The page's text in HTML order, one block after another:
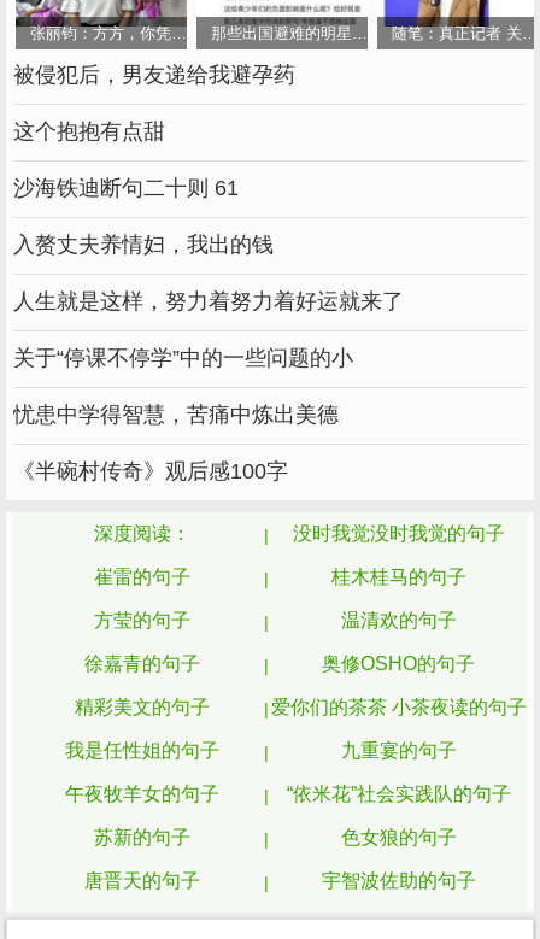
我有一所房子，面朝大海，春暖花开
从明天起，和每一个亲人通信
告诉他们我的幸福
那幸福的闪电告诉我的
我将告诉每一个人
给每
河每一座山取一个
陌生人，我也为你祝福
愿你有一个灿烂的前程
愿你 有情人 终成眷属
愿你在尘世获得幸福
我只愿面朝大海，春暖花开 ----海子
25、世上情花万种，有一种叫生死相随。 -
---安意如
26、樱花只开一季，真爱只有一次。如果
只是寂寞，请不要爱我。
27、所谓未来，不过是往昔
所谓希望，不过是命运 ----西川
28、不愿清醒，宁愿一直沉迷放纵。 不知
归路，宁愿一世无悔追逐。 ----王小波
29、我曾路过你的心，不是我不想停留，
而是你不肯收留。
30、以爱之名，将你放逐于我心，你可愿
意？
张丽钧：方方，你凭什么喝令人家“引咎辞职”？那些出国避难的明星，终于现出原形：疫情，
随笔：真正记者 关
被侵犯后，男友递给我避孕药
这个抱抱有点甜
沙海铁迪断句二十则 61
入赘丈夫养情妇，我出的钱
人生就是这样，努力着努力着好运就来了
关于“停课不停学”中的一些问题的小
忧患中学得智慧，苦痛中炼出美德
《半碗村传奇》观后感100字
深度阅读： 没时我觉没时我觉的句子
崔雷的句子 桂木桂马的句子
方莹的句子 温清欢的句子
徐嘉青的句子 奥修OSHO的句子
精彩美文的句子 爱你们的茶茶 小茶夜读的句子
我是任性姐的句子 九重宴的句子
午夜牧羊女的句子 “依米花”社会实践队的句子
苏新的句子 色女狼的句子
唐晋天的句子 宇智波佐助的句子
又逢花落的句子 小贱的句子